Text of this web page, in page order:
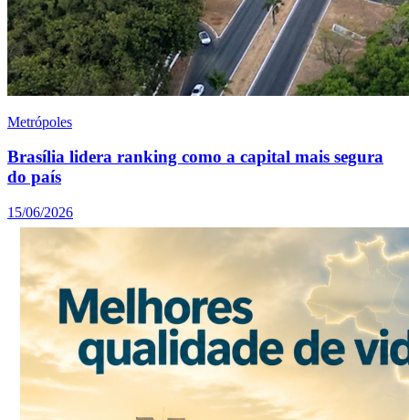
Metrópoles
Brasília lidera ranking como a capital mais segura
do país
15/06/2026